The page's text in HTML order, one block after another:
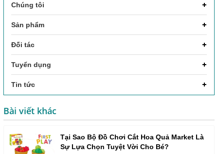
Chúng tôi
Sản phẩm
Đối tác
Tuyển dụng
Tin tức
Bài viết khác
Tại Sao Bộ Đồ Chơi Cắt Hoa Quả Market Là
Sự Lựa Chọn Tuyệt Vời Cho Bé?